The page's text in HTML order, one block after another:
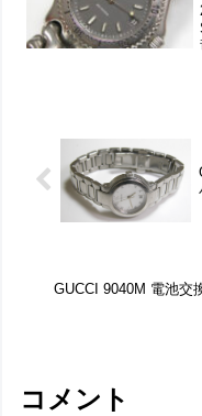
GUCCI 9040M 電池交
コメント